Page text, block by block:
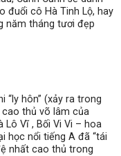
đuổi cô Hà Tinh Lộ, hay
năm tháng tươi đẹp
“ly hôn” (xảy ra trong
thủ võ lâm của
Lô Vĩ , Bối Vi Vi – hoa
học nổi tiếng A đã “tái
nhất cao thủ trong